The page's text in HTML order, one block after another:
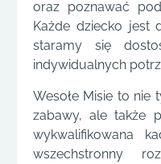
oraz poznawać
Każde dziecko jest
staramy się
indywidualnych
Wesołe Misie to nie
zabawy, ale także
wykwalifikowana
wszechstronny